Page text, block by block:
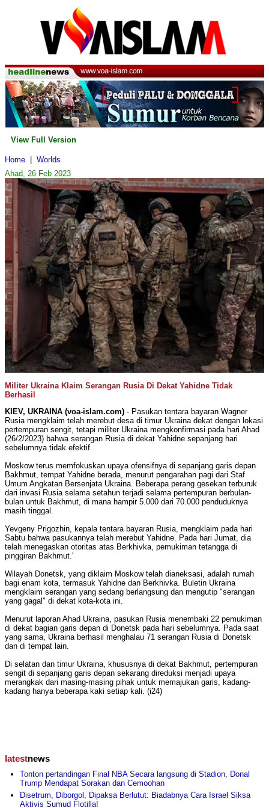
View Full Version
Home
Worlds
Ahad, 26 Feb 2023
Militer Ukraina Klaim Serangan Rusia Di Dekat Yahidne Tidak
Berhasil
KIEV, UKRAINA (voa-islam.com) - Pasukan tentara bayaran Wagner
Rusia mengklaim telah merebut desa di timur Ukraina dekat dengan lokasi
pertempuran sengit, tetapi militer Ukraina mengkonfirmasi pada hari Ahad
(26/2/2023) bahwa serangan Rusia di dekat Yahidne sepanjang hari
sebelumnya tidak efektif.
Moskow terus memfokuskan upaya ofensifnya di sepanjang garis depan
Bakhmut, tempat Yahidne berada, menurut pengarahan pagi dari Staf
Umum Angkatan Bersenjata Ukraina. Beberapa perang gesekan terburuk
dari invasi Rusia selama setahun terjadi selama pertempuran berbulan-
bulan untuk Bakhmut, di mana hampir 5.000 dari 70.000 penduduknya
masih tinggal.
Yevgeny Prigozhin, kepala tentara bayaran Rusia, mengklaim pada hari
Sabtu bahwa pasukannya telah merebut Yahidne. Pada hari Jumat, dia
telah menegaskan otoritas atas Berkhivka, pemukiman tetangga di
pinggiran Bakhmut.'
Wilayah Donetsk, yang diklaim Moskow telah dianeksasi, adalah rumah
bagi enam kota, termasuk Yahidne dan Berkhivka. Buletin Ukraina
mengklaim serangan yang sedang berlangsung dan mengutip "serangan
yang gagal" di dekat kota-kota ini.
Menurut laporan Ahad Ukraina, pasukan Rusia menembaki 22 pemukiman
di dekat bagian garis depan di Donetsk pada hari sebelumnya. Pada saat
yang sama, Ukraina berhasil menghalau 71 serangan Rusia di Donetsk
dan di tempat lain.
Di selatan dan timur Ukraina, khususnya di dekat Bakhmut, pertempuran
sengit di sepanjang garis depan sekarang direduksi menjadi upaya
merangkak dari masing-masing pihak untuk memajukan garis, kadang-
kadang hanya beberapa kaki setiap kali. (i24)
latestnews
Tonton pertandingan Final NBA Secara langsung di Stadion, Donal
Trump Mendapat Sorakan dan Cemoohan
Disetrum, Diborgol, Dipaksa Berlutut: Biadabnya Cara Israel Siksa
Aktivis Sumud Flotilla!